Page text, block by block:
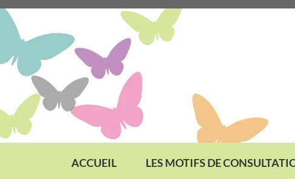
ACCUEIL LES MOTIFS DE